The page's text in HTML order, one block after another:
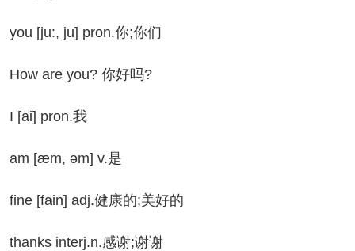
[ju:, ju] pron.你;你们
are you? 你好吗?
pron.我
[æm, əm] v.是
[fain] adj.健康的;美好的
interj.n.感谢;谢谢